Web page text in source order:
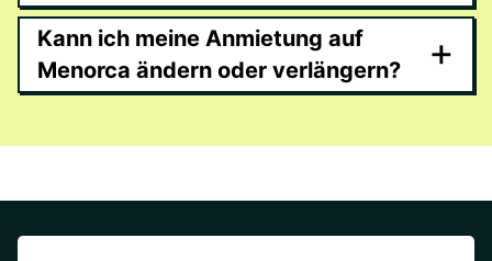
Kann ich meine Anmietung auf
Menorca ändern oder verlängern?
+